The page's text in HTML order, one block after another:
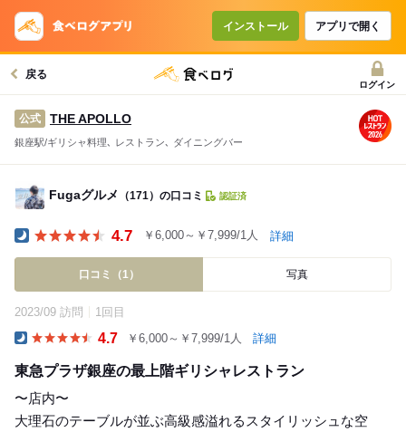
インストール アプリで開く
戻る
ログイン
公式 THE APOLLO
銀座駅/ギリシャ料理､ レストラン､ ダイニングバー
Fugaグルメ （171）の口コミ 認証済
4.7 ￥6,000～￥7,999/1人 詳細
口コミ（1） 写真
2023/09 訪問 1回目
4.7 ￥6,000～￥7,999/1人 詳細
東急プラザ銀座の最上階ギリシャレストラン
〜店内〜
大理石のテーブルが並ぶ高級感溢れるスタイリッシュな空